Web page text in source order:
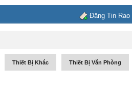
Đăng Tin Rao
Thiết Bị Khác Thiết Bị Văn Phòng